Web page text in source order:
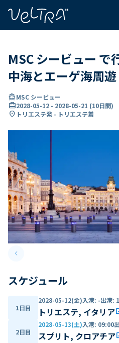
MSC シービュー で
中海とエーゲ海周
directions_boatMSC シービュー
card_travel2028-05-12 - 2028-05-21 (10日間)
location_on トリエステ発 - トリエステ着
keyboard_arrow_leftPrevious slide
スケジュール
1日目
2028-05-12(金)入港: -出港:
トリエステ, イタリア
2日目
2028-05-13(土)入港: 09:00
スプリト, クロアチア